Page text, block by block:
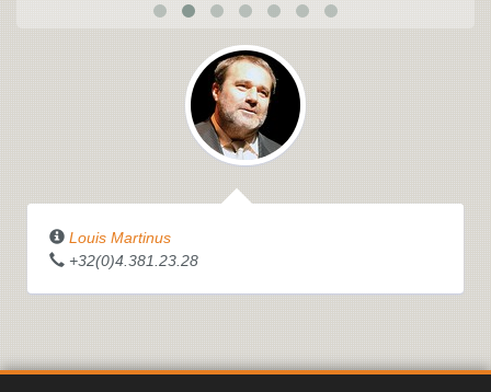
Louis Martinus
+32(0)4.381.23.28